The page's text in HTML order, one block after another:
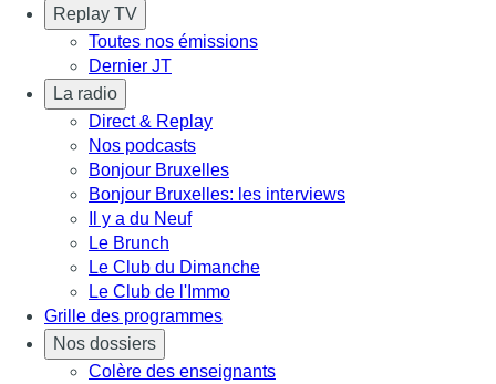
Replay TV
Toutes nos émissions
Dernier JT
La radio
Direct & Replay
Nos podcasts
Bonjour Bruxelles
Bonjour Bruxelles: les interviews
Il y a du Neuf
Le Brunch
Le Club du Dimanche
Le Club de l'Immo
Grille des programmes
Nos dossiers
Colère des enseignants